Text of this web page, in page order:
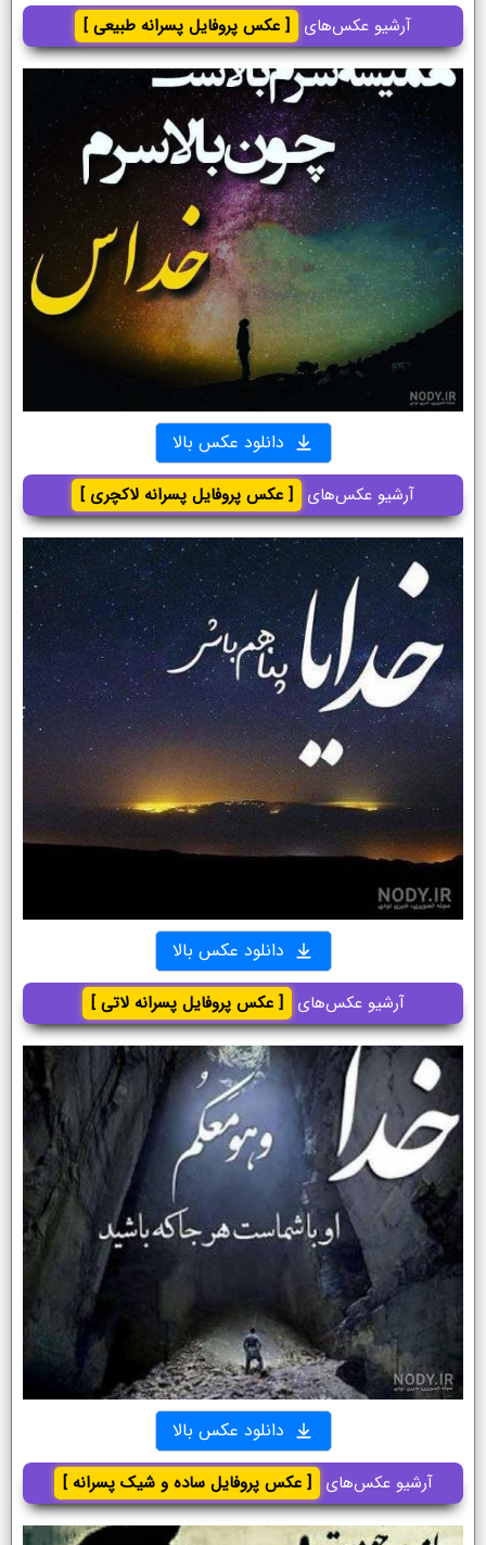
آرشیو عکس‌های [ عکس پروفایل پسرانه طبیعی ]
دانلود عکس بالا
آرشیو عکس‌های [ عکس پروفایل پسرانه لاکچری ]
دانلود عکس بالا
آرشیو عکس‌های [ عکس پروفایل پسرانه لاتی ]
دانلود عکس بالا
آرشیو عکس‌های [ عکس پروفایل ساده و شیک پسرانه ]